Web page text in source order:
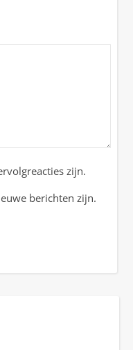
zijn.
berichten zijn.